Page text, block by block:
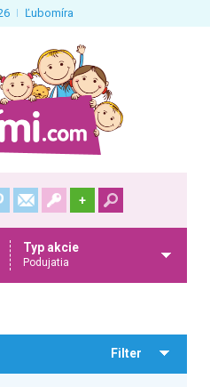
Ľubomíra
+
Typ akcie
Podujatia
Filter